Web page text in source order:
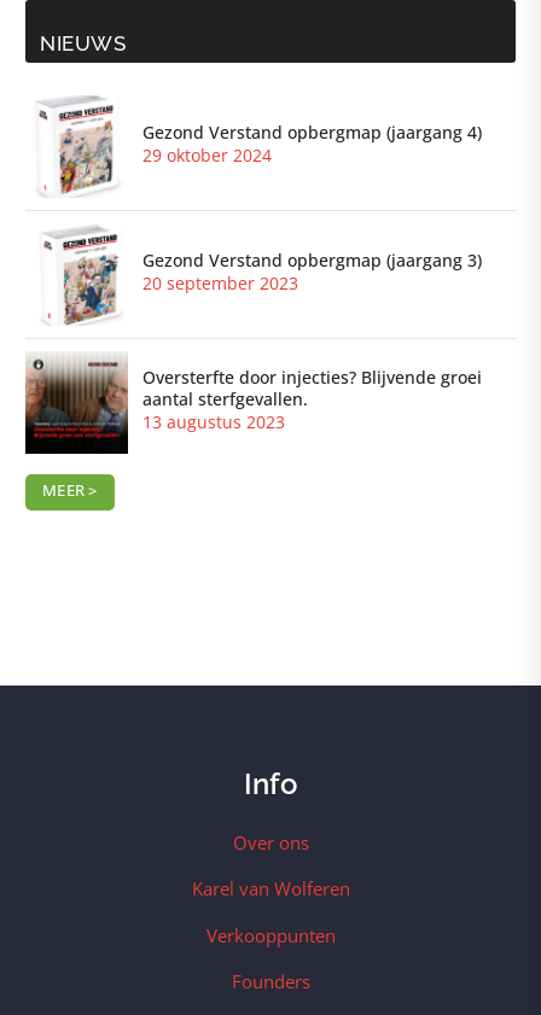
NIEUWS
Gezond Verstand opbergmap (jaargang 4)
29 oktober 2024
Gezond Verstand opbergmap (jaargang 3)
20 september 2023
Oversterfte door injecties? Blijvende groei
aantal sterfgevallen.
13 augustus 2023
MEER >
Info
Over ons
Karel van Wolferen
Verkooppunten
Founders